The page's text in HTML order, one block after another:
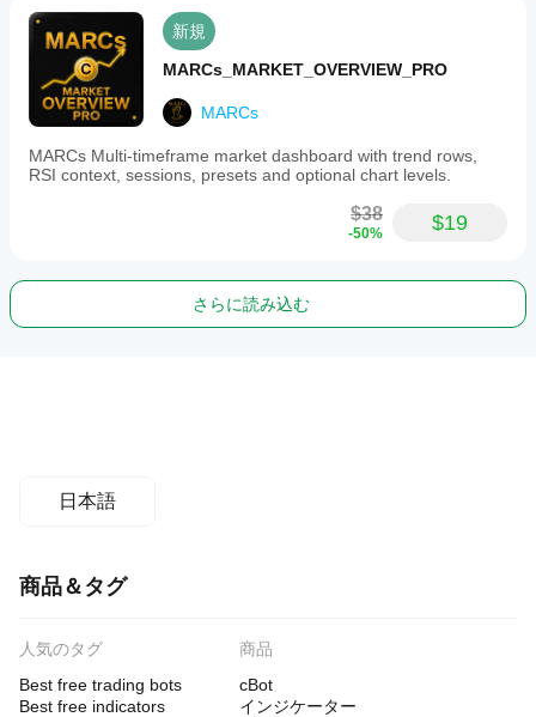
新規
MARCs_MARKET_OVERVIEW_PRO
MARCs
MARCs Multi-timeframe market dashboard with trend rows,
RSI context, sessions, presets and optional chart levels.
$38
-50% $19
さらに読み込む
日本語
商品＆タグ
人気のタグ
Best free trading bots
Best free indicators
商品
cBot
インジケーター